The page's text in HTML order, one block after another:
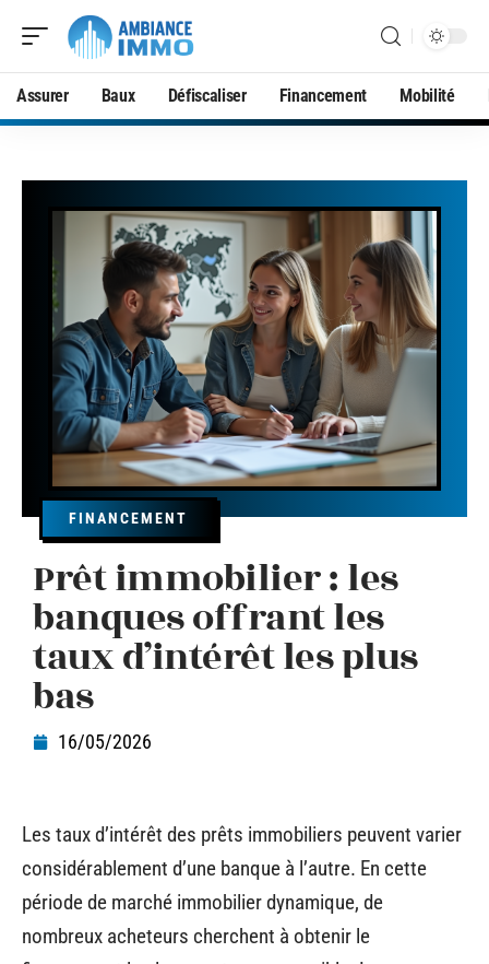
Assurer Baux Défiscaliser Financement Mobilité
FINANCEMENT
Prêt immobilier : les
banques offrant les
taux d’intérêt les plus
bas
16/05/2026
Les taux d’intérêt des prêts immobiliers peuvent varier
considérablement d’une banque à l’autre. En cette
période de marché immobilier dynamique, de
nombreux acheteurs cherchent à obtenir le